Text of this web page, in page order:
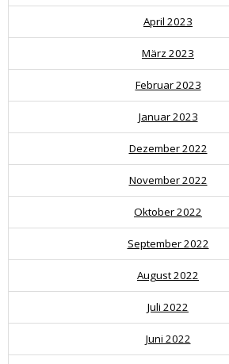
April 2023
März 2023
Februar 2023
Januar 2023
Dezember 2022
November 2022
Oktober 2022
September 2022
August 2022
Juli 2022
Juni 2022